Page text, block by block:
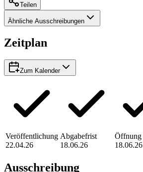
Teilen
Ähnliche Ausschreibungen
Zeitplan
Zum Kalender
Veröffentlichung
22.04.26
Abgabefrist
18.06.26
Öffnung
18.06.26
Ausschreibung